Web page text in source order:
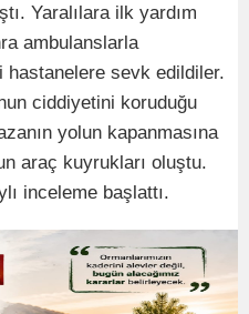
Yaralılara ilk yardım
ambulanslarla
hastanelere sevk edildiler.
ciddiyetini koruduğu
yolun kapanmasına
araç kuyrukları oluştu.
inceleme başlattı.